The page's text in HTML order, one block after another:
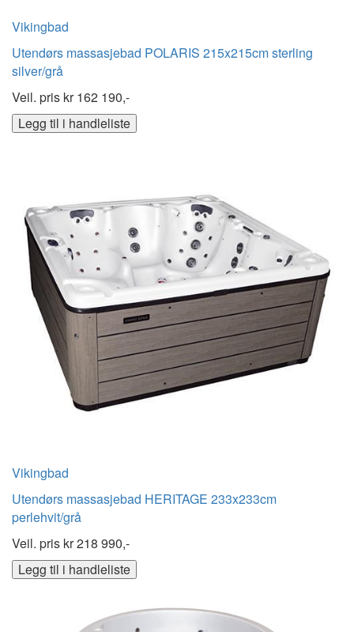
Vikingbad
Utendørs massasjebad POLARIS 215x215cm sterling
silver/grå
Veil. pris kr162 190,-
Legg til i handleliste
Vikingbad
Utendørs massasjebad HERITAGE 233x233cm
perlehvit/grå
Veil. pris kr218 990,-
Legg til i handleliste